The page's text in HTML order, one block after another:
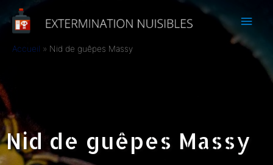
Accueil Nid de guêpes Massy
Nid de guêpes Massy